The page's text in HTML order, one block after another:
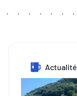
Actualité